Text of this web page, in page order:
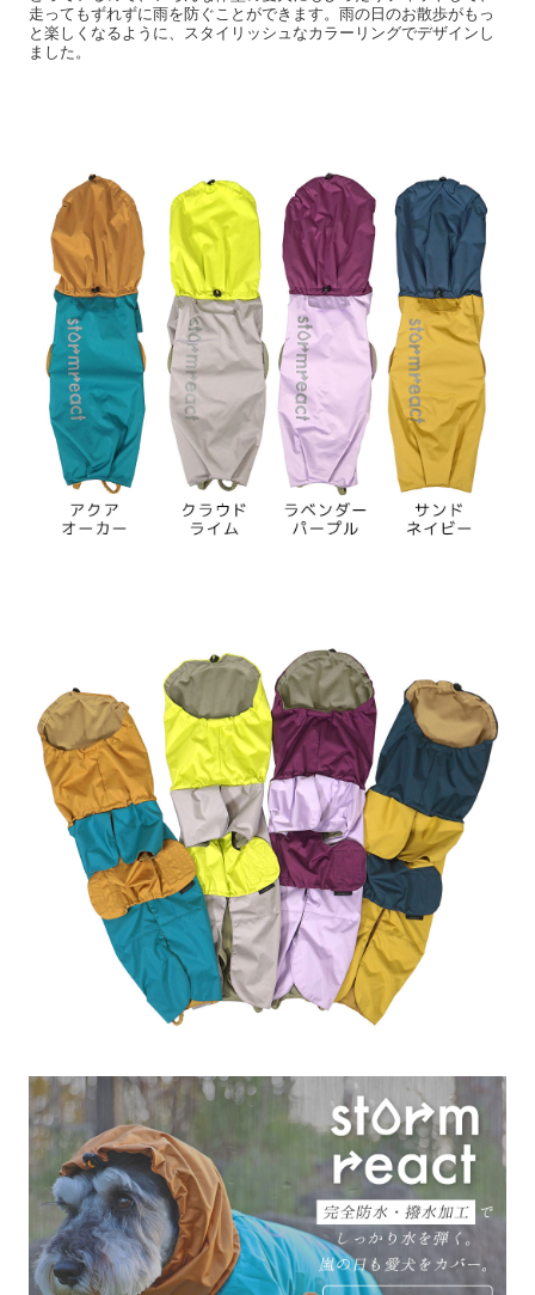
走ってもずれずに雨を防ぐことができます。雨の日のお散歩がもっ
と楽しくなるように、スタイリッシュなカラーリングでデザインし
ました。